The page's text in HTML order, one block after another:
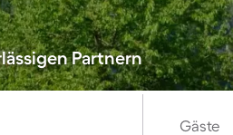
Partnern
Gäste